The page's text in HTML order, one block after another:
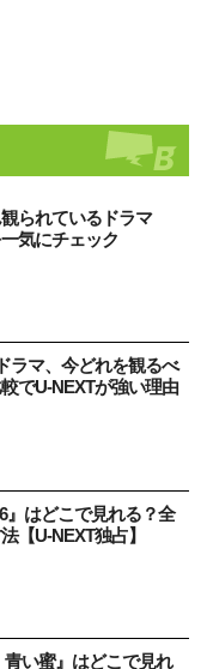
られているドラマ
気にチェック
ラマ、今どれを観るべ
でU-NEXTが強い理由
』はどこで見れる？全
【U-NEXT独占】
い蜜』はどこで見れ